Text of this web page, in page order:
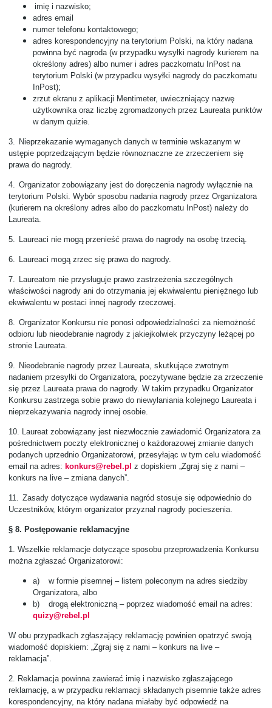
imię i nazwisko;
adres email
numer telefonu kontaktowego;
adres korespondencyjny na terytorium Polski, na który nadana
powinna być nagroda (w przypadku wysyłki nagrody kurierem na
określony adres) albo numer i adres paczkomatu InPost na
terytorium Polski (w przypadku wysyłki nagrody do paczkomatu
InPost);
zrzut ekranu z aplikacji Mentimeter, uwieczniający nazwę
użytkownika oraz liczbę zgromadzonych przez Laureata punktów
w danym quizie.
3. Nieprzekazanie wymaganych danych w terminie wskazanym w
ustępie poprzedzającym będzie równoznaczne ze zrzeczeniem się
prawa do nagrody.
4. Organizator zobowiązany jest do doręczenia nagrody wyłącznie na
terytorium Polski. Wybór sposobu nadania nagrody przez Organizatora
(kurierem na określony adres albo do paczkomatu InPost) należy do
Laureata.
5. Laureaci nie mogą przenieść prawa do nagrody na osobę trzecią.
6. Laureaci mogą zrzec się prawa do nagrody.
7. Laureatom nie przysługuje prawo zastrzeżenia szczególnych
właściwości nagrody ani do otrzymania jej ekwiwalentu pieniężnego lub
ekwiwalentu w postaci innej nagrody rzeczowej.
8. Organizator Konkursu nie ponosi odpowiedzialności za niemożność
odbioru lub nieodebranie nagrody z jakiejkolwiek przyczyny leżącej po
stronie Laureata.
9. Nieodebranie nagrody przez Laureata, skutkujące zwrotnym
nadaniem przesyłki do Organizatora, poczytywane będzie za zrzeczenie
się przez Laureata prawa do nagrody. W takim przypadku Organizator
Konkursu zastrzega sobie prawo do niewyłaniania kolejnego Laureata i
nieprzekazywania nagrody innej osobie.
10. Laureat zobowiązany jest niezwłocznie zawiadomić Organizatora za
pośrednictwem poczty elektronicznej o każdorazowej zmianie danych
podanych uprzednio Organizatorowi, przesyłając w tym celu wiadomość
email na adres: konkurs@rebel.pl z dopiskiem „Zgraj się z nami –
konkurs na live – zmiana danych”.
11. Zasady dotyczące wydawania nagród stosuje się odpowiednio do
Uczestników, którym organizator przyznał nagrody pocieszenia.
§ 8. Postępowanie reklamacyjne
1. Wszelkie reklamacje dotyczące sposobu przeprowadzenia Konkursu
można zgłaszać Organizatorowi:
a)
w formie pisemnej – listem poleconym na adres siedziby
Organizatora, albo
b)
drogą elektroniczną – poprzez wiadomość email na adres:
quizy@rebel.pl
W obu przypadkach zgłaszający reklamację powinien opatrzyć swoją
wiadomość dopiskiem: „Zgraj się z nami – konkurs na live –
reklamacja”.
2. Reklamacja powinna zawierać imię i nazwisko zgłaszającego
reklamację, a w przypadku reklamacji składanych pisemnie także adres
korespondencyjny, na który nadana miałaby być odpowiedź na